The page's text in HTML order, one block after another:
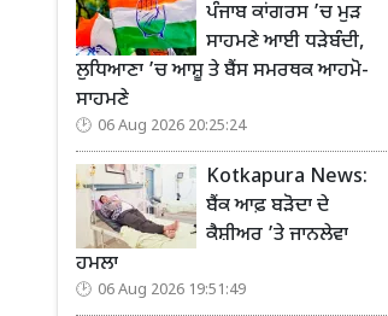
ਪੰਜਾਬ ਕਾਂਗਰਸ ’ਚ ਮੁੜ
ਸਾਹਮਣੇ ਆਈ ਧੜੇਬੰਦੀ,
ਲੁਧਿਆਣਾ ’ਚ ਆਸ਼ੂ ਤੇ ਬੈਂਸ ਸਮਰਥਕ ਆਹਮੋ-
ਸਾਹਮਣੇ
06 Aug 2026 20:25:24
Kotkapura News:
ਬੈਂਕ ਆਫ਼ ਬੜੋਦਾ ਦੇ
ਕੈਸ਼ੀਅਰ ’ਤੇ ਜਾਨਲੇਵਾ
ਹਮਲਾ
06 Aug 2026 19:51:49